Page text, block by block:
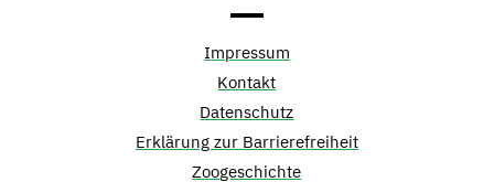
Impressum
Kontakt
Datenschutz
Erklärung zur Barrierefreiheit
Zoogeschichte